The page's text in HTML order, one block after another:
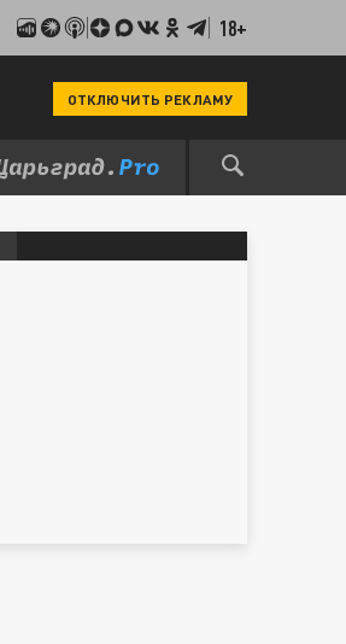
18+
ОТКЛЮЧИТЬ РЕКЛАМУ